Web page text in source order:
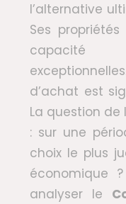
l’alternative
Ses
capacité
d’achat est
La question
: sur une
choix le plus
économique
analyser le